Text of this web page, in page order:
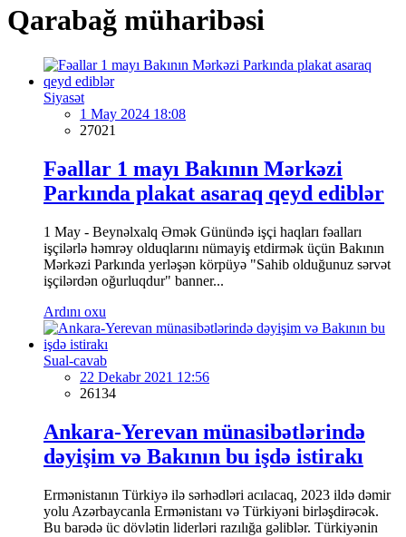
Qarabağ müharibəsi
Siyasət
1 May 2024 18:08
27021
Fəallar 1 mayı Bakının Mərkəzi
Parkında plakat asaraq qeyd ediblər
1 May - Beynəlxalq Əmək Günündə işçi haqları fəalları
işçilərlə həmrəy olduqlarını nümayiş etdirmək üçün Bakının
Mərkəzi Parkında yerləşən körpüyə "Sahib olduğunuz sərvət
işçilərdən oğurluqdur" banner...
Ardını oxu
Sual-cavab
22 Dekabr 2021 12:56
26134
Ankara-Yerevan münasibətlərində
dəyişim və Bakının bu işdə istirakı
Ermənistanın Türkiyə ilə sərhədləri acılacaq, 2023 ildə dəmir
yolu Azərbaycanla Ermənistanı və Türkiyəni birləşdirəcək.
Bu barədə üc dövlətin liderləri razılığa gəliblər. Türkiyənin